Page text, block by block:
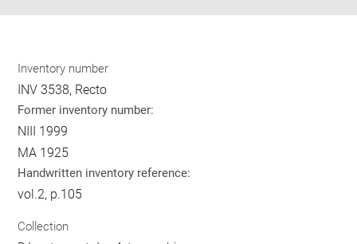
Inventory number
INV 3538, Recto
Former inventory number:
NIII 1999
MA 1925
Handwritten inventory reference:
vol.2, p.105
Collection